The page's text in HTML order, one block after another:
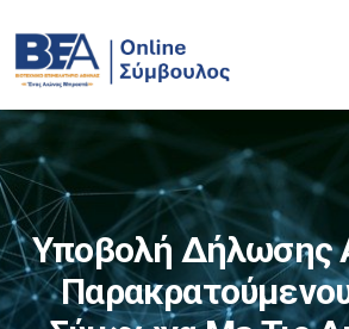
Υποβολή Δήλωσης